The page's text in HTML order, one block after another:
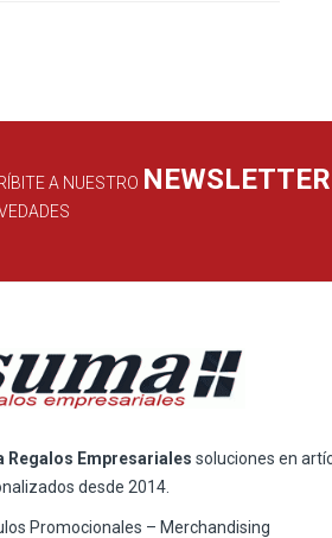
A NUESTRO NEWSLETTER
Regalos Empresariales soluciones en
desde 2014.
Promocionales – Merchandising